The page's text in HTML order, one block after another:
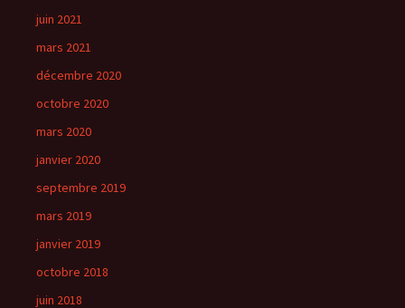
juin 2021
mars 2021
décembre 2020
octobre 2020
mars 2020
janvier 2020
septembre 2019
mars 2019
janvier 2019
octobre 2018
juin 2018